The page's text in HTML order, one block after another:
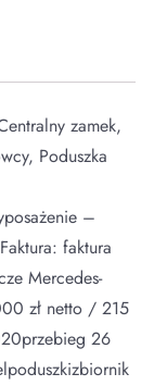
zamek,
Poduszka
–
faktura
Mercedes-
zł netto / 215
26